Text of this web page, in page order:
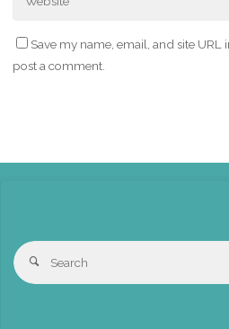
Save my name, email, and site
post a comment.
Search